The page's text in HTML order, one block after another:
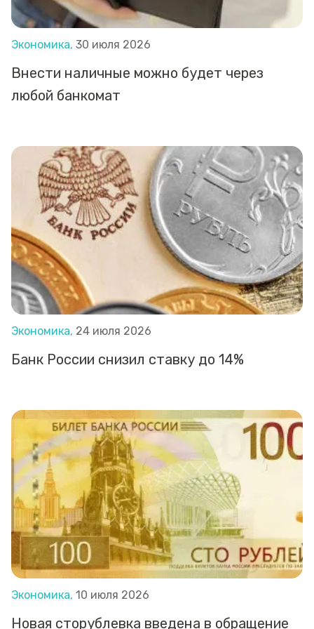
Экономика, 30 июля 2026
Внести наличные можно будет через
любой банкомат
Экономика, 24 июля 2026
Банк России снизил ставку до 14%
Экономика, 10 июля 2026
Новая сторублевка введена в обращение